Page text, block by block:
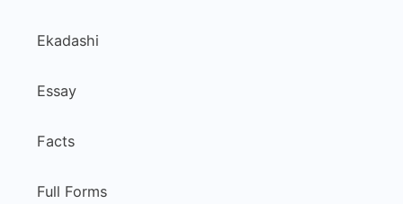
Ekadashi
Essay
Facts
Full Forms